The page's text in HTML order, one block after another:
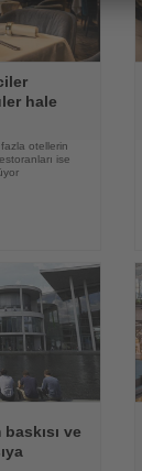
hale
otellerin
ise
ve